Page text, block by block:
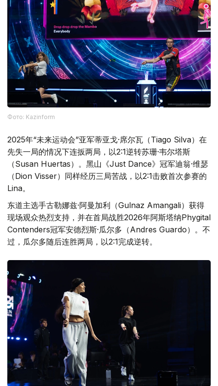
Фото: Kazinform
2025年“未来运动会”亚军蒂亚戈·席尔瓦（Tiago Silva）在
先失一局的情况下连扳两局，以2:1逆转苏珊·韦尔塔斯
（Susan Huertas）。黑山《Just Dance》冠军迪翁·维瑟
（Dion Visser）同样经历三局苦战，以2:1击败首次参赛的
Lina。
东道主选手古勒娜兹·阿曼加利（Gulnaz Amangali）获得
现场观众热烈支持，并在首局战胜2026年阿斯塔纳Phygital
Contenders冠军安德烈斯·瓜尔多（Andres Guardo）。不
过，瓜尔多随后连胜两局，以2:1完成逆转。